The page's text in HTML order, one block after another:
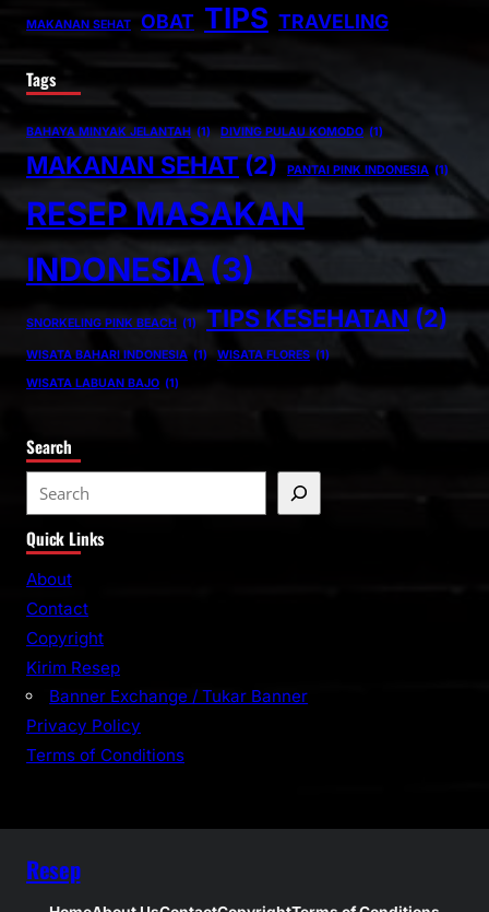
MAKANAN SEHAT OBAT TIPS TRAVELING
Tags
BAHAYA MINYAK JELANTAH (1) DIVING PULAU KOMODO (1)
MAKANAN SEHAT(2) PANTAI PINK INDONESIA (1)
RESEP MASAKAN
INDONESIA (3)
SNORKELING PINK BEACH (1) TIPS KESEHATAN (2)
WISATA BAHARI INDONESIA (1) WISATA FLORES (1)
WISATA LABUAN BAJO (1)
Search
e
a
r
c
Quick Links
About
Contact
Copyright
Kirim Resep
Banner Exchange / Tukar Banner
Privacy Policy
Terms of Conditions
Resep